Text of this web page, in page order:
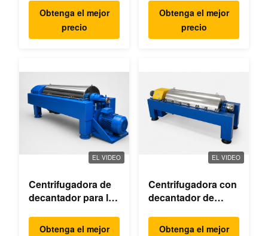
Obtenga el mejor
precio
de palma
Obtenga el mejor
precio
EL VIDEO
Centrifugadora de
decantador para la
finaObtenga el mejor
EL VIDEO
Centrifugadora con
decantador de
calcio
Obtenga el mejor